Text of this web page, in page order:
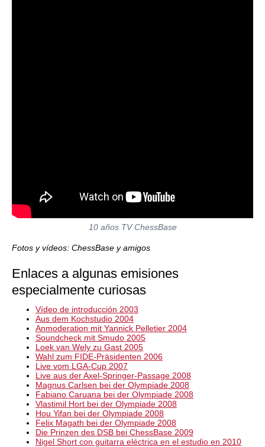
10 años TV ChessBase
Fotos y vídeos: ChessBase y amigos
Enlaces a algunas emisiones
especialmente curiosas
Vídeo de introducción 2003
Aus dem Kochstudio 2004
Anmoderation mit Yannick Pelletier 2004
Soundcheck mit Smudo 2005
Loek van Wely zu Gast 2005
Wahl zum FIDE-Präsidenten 2006
Live vom LGA-Cup 2007
Live aus der Axel-Springer-Passage 2008
Magnus Carlsen bei der Olympiade 2008
Fabiano Caruana bei der Olympiade 2008
Vlastimil Hort bei der Olympiade 2008
Hou Yifan bei der Olympiade 2008
Felix Magath bei der Olympiade 2008
Die Prinzen des DSB bei ChessBase 2009
Nigel Short con guitarra eléctrica en el estudio en 2010